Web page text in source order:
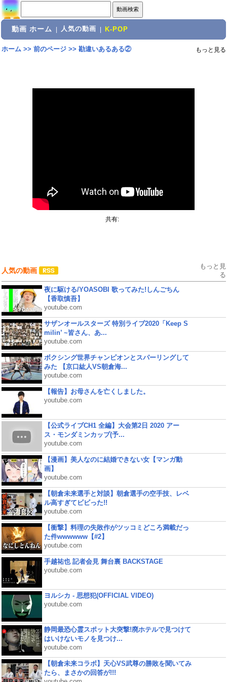
動画 ホーム 人気の動画 K-POP
ホーム>> 前のページ>> 勘違いあるある② もっと見る
共有:
人気の動画
もっと見
る
夜に駆ける/YOASOBI 歌ってみた!しんごちん
【香取慎吾】
youtube.com
サザンオールスターズ 特別ライブ2020「Keep S
milin’ ~皆さん、あ...
youtube.com
ボクシング世界チャンピオンとスパーリングして
みた 【京口紘人VS朝倉海...
youtube.com
【報告】お母さんを亡くしました。
youtube.com
【公式ライブCH1 全編】大会第2日 2020 アー
ス・モンダミンカップ(予...
youtube.com
【漫画】美人なのに結婚できない女【マンガ動
画】
youtube.com
【朝倉未来選手と対談】朝倉選手の空手技、レベ
ル高すぎてビビった!!
youtube.com
【衝撃】料理の失敗作がツッコミどころ満載だっ
た件wwwwww【#2】
youtube.com
手越祐也 記者会見 舞台裏 BACKSTAGE
youtube.com
ヨルシカ - 思想犯(OFFICIAL VIDEO)
youtube.com
静岡最恐心霊スポット大突撃!廃ホテルで見つけて
はいけないモノを見つけ...
youtube.com
【朝倉未来コラボ】天心VS武尊の勝敗を聞いてみ
たら、まさかの回答が!!!